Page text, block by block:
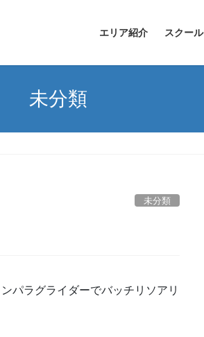
エリア紹介 スクール
未分類
未分類
パラグライダーでバッチリソアリ